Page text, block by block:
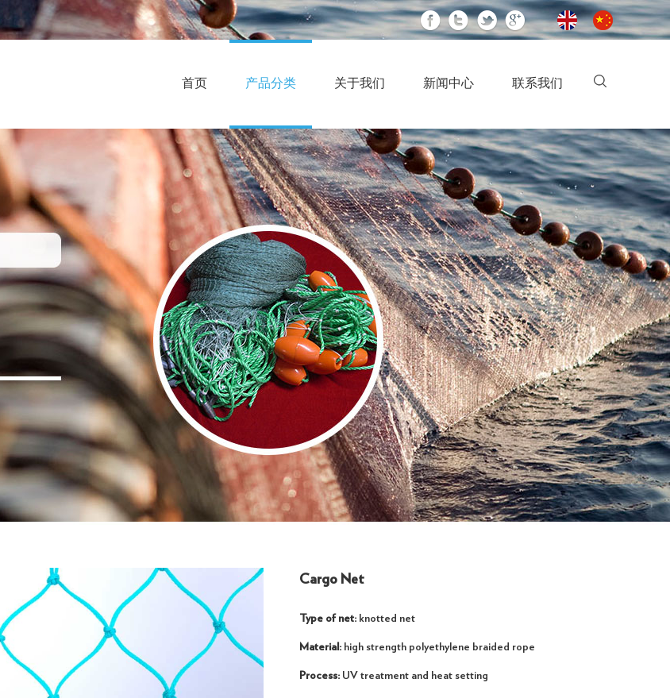
首页 产品分类 关于我们 新闻中心 联系我们
Cargo Net
Type of net: knotted net
Material: high strength polyethylene braided rope
Process: UV treatment and heat setting